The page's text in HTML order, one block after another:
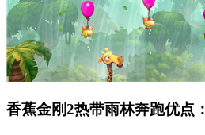
香蕉金刚2热带雨林奔跑优点：